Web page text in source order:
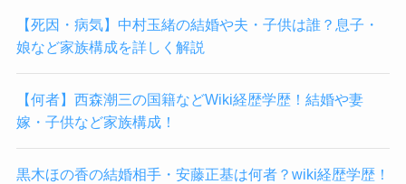
【死因・病気】中村玉緒の結婚や夫・子供は誰？息子・
娘など家族構成を詳しく解説
【何者】西森潮三の国籍などWiki経歴学歴！結婚や妻
嫁・子供など家族構成！
黒木ほの香の結婚相手・安藤正基は何者？wiki経歴学歴！